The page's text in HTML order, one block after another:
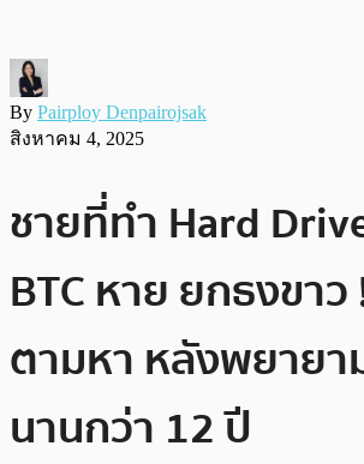
By Pairploy Denpairojsak
สิงหาคม 4, 2025
ชายที่ทำ Hard
BTC หาย ยกธงขา
ตามหา หลังพยายา
นานกว่า 12 ปี